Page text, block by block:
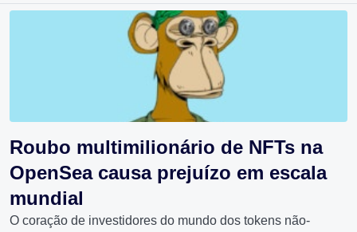
Roubo multimilionário de NFTs na
OpenSea causa prejuízo em escala
mundial
O coração de investidores do mundo dos tokens não-